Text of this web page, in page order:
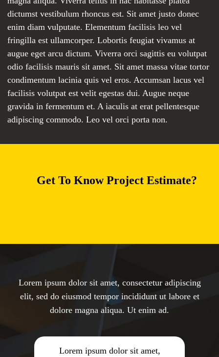
dictumst vestibulum rhoncus est. Sit amet justo donec
enim diam vulputate. Elementum facilisis leo vel
fringilla est ullamcorper. Lobortis feugiat vivamus at
augue eget arcu dictum. Viverra orci sagittis eu volutpat
odio facilisis mauris sit amet. Sit amet massa vitae tortor
condimentum lacinia quis vel eros. Accumsan lacus vel
facilisis volutpat est velit egestas dui. Augue neque
gravida in fermentum et. A iaculis at erat pellentesque
adipiscing commodo. Leo vel orci porta non.
Get To Know Project Estimate?
Lorem ipsum dolor sit amet, consectetur adipiscing
elit, sed do eiusmod tempor incididunt ut labore et
dolore magna aliqua. Ut enim ad.
Lorem ipsum dolor sit amet,